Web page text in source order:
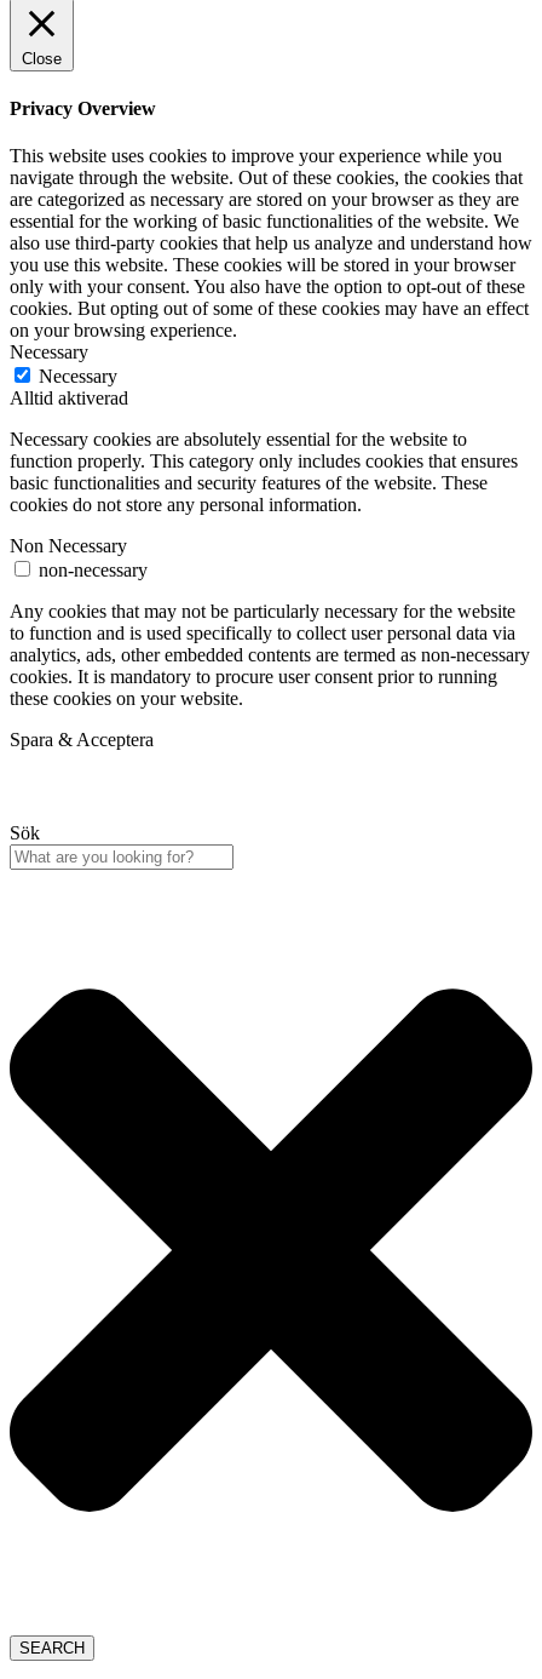
Close
Privacy Overview
This website uses cookies to improve your experience while you
navigate through the website. Out of these cookies, the cookies that
are categorized as necessary are stored on your browser as they are
essential for the working of basic functionalities of the website. We
also use third-party cookies that help us analyze and understand how
you use this website. These cookies will be stored in your browser
only with your consent. You also have the option to opt-out of these
cookies. But opting out of some of these cookies may have an effect
on your browsing experience.
Necessary
Necessary
Alltid aktiverad
Necessary cookies are absolutely essential for the website to
function properly. This category only includes cookies that ensures
basic functionalities and security features of the website. These
cookies do not store any personal information.
Non Necessary
non-necessary
Any cookies that may not be particularly necessary for the website
to function and is used specifically to collect user personal data via
analytics, ads, other embedded contents are termed as non-necessary
cookies. It is mandatory to procure user consent prior to running
these cookies on your website.
Spara & Acceptera
Sök
SEARCH